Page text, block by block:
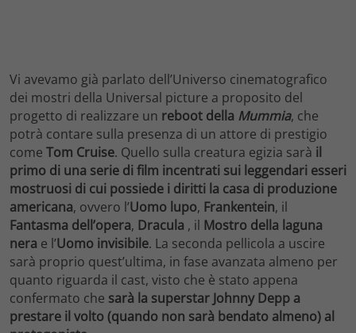
Vi avevamo già parlato dell’Universo cinematografico
dei mostri della Universal picture a proposito del
progetto di realizzare un reboot della Mummia, che
potrà contare sulla presenza di un attore di prestigio
come Tom Cruise. Quello sulla creatura egizia sarà il
primo di una serie di film incentrati sui leggendari esseri
mostruosi di cui possiede i diritti la casa di produzione
americana, ovvero l’Uomo lupo, Frankentein, il
Fantasma dell’opera, Dracula , il Mostro della laguna
nera e l’Uomo invisibile. La seconda pellicola a uscire
sarà proprio quest’ultima, in fase avanzata almeno per
quanto riguarda il cast, visto che è stato appena
confermato che sarà la superstar Johnny Depp a
prestare il volto (quando non sarà bendato almeno) al